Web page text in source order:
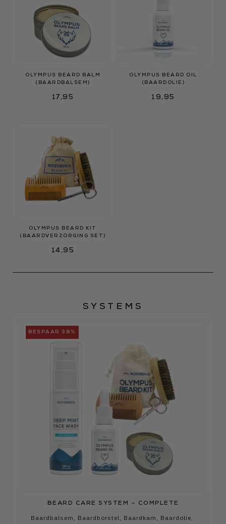
OLYMPUS BEARD BALM
(BAARDBALSEM)
17,95
OLYMPUS BEARD OIL
(BAARDOLIE)
19,95
OLYMPUS BEARD KIT
(BAARDVERZORGING SET)
14,95
SYSTEMS
BESPAAR 38%
BEARD CARE SYSTEM – COMPLETE
Baardbalsem , Baardborstel, Baardkam , Baardolie,